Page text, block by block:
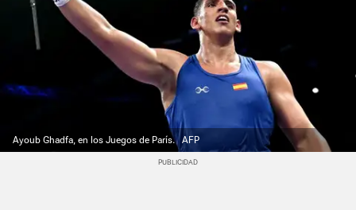
Ayoub Ghadfa, en los Juegos de París. AFP